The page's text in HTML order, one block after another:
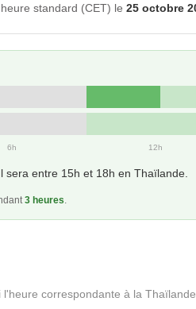
standard (CET) le 25 octobre
6h 12h
sera entre 15h et 18h en Thaïlande.
3 heures.
correspondante à la